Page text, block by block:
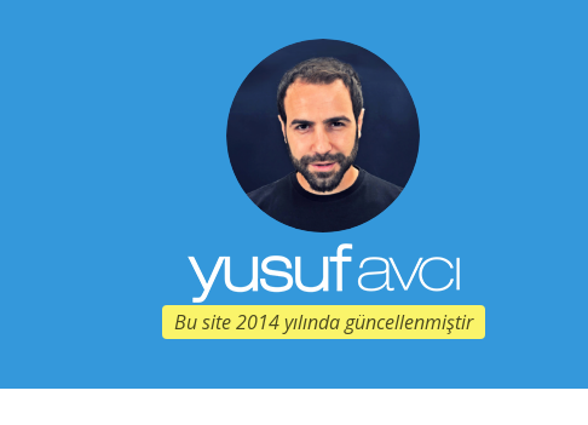
Bu site 2014 yılında güncellenmiştir